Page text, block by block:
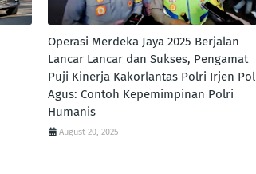
Operasi Merdeka Jaya 2025 Berjalan
Lancar Lancar dan Sukses, Pengamat
Puji Kinerja Kakorlantas Polri Irjen Pol
Agus: Contoh Kepemimpinan Polri
Humanis
August 20, 2025